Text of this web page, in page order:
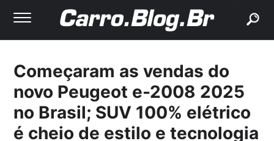
Começaram as vendas do
novo Peugeot e-2008 2025
no Brasil; SUV 100% elétrico
é cheio de estilo e tecnologia